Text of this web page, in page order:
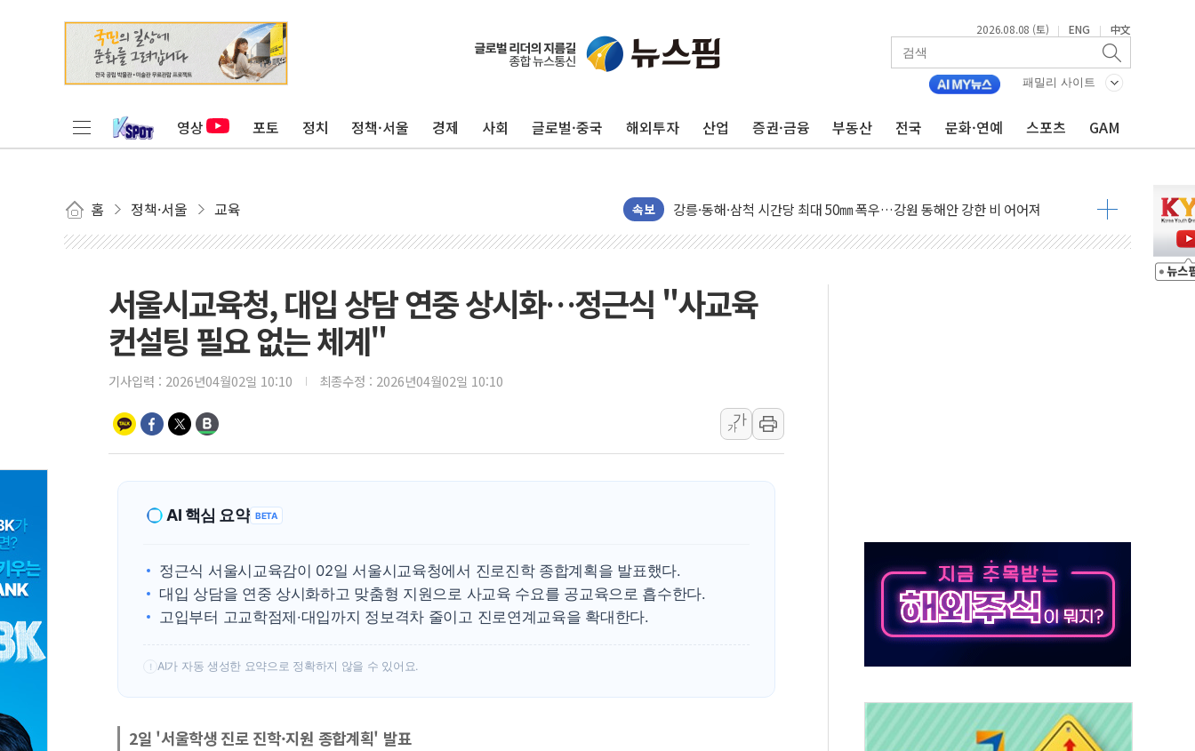
2026.08.08 (토) | ENG | 中文
패밀리 사이트
영상 포토 정치 정책·서울 경제 사회 글로벌·중국 해외투자 산업 증권·금융 부동산 전국 문화·연예 스포츠 GAM
홈 정책·서울 교육 속보
이번주 국내 주요 금융일정(8.10~8.14)
美, 이란전 출구전략 만지작…공습 한계·탄약 부족 현실화
폐기물 수거하다 참변…60대 환경미화원 수거차에 치여 사망
서울 중랑구 주택가서 흉기 난동…60대 남성 2명 숨져
여수 오동도 인근 해상서 모터보트 전복…1명 사망·1명 실종
추미애, '위안부' 피해자 기림의 날 참석..."국제적 시민 연대로 목소리 내야"
李대통령, ISA 개편 재검토 지시…與 "적극 환영"·野 "졸속 국정"
동해중부 전 해상 풍랑주의보…10일까지 최대 3.5m 높은 물결
동해시, 11~14일 '별똥별 멍' 운영…페르세우스 유성우 관측
강원 중·남부 동해안 시간당 50mm 이상 폭우…호우경보 발효
청양 밭에서 일하던 90대 숨져…온열질환 여부 조사
폭염에 車 운전면허 기능시험 오전 집중 편성…체감온도 38도 넘으면 중단
서울시교육청, 대입 상담 연중 상시화…정근식 "사교육
컨설팅 필요 없는 체계"
기사입력 : 2026년04월02일 10:10 최종수정 : 2026년04월02일 10:10
가
가
AI 핵심 요약 BETA
정근식 서울시교육감이 02일 서울시교육청에서 진로진학 종합계획을 발표했다.
대입 상담을 연중 상시화하고 맞춤형 지원으로 사교육 수요를 공교육으로 흡수한다.
고입부터 고교학점제·대입까지 정보격차 줄이고 진로연계교육을 확대한다.
! AI가 자동 생성한 요약으로 정확하지 않을 수 있어요.
2일 '서울학생 진로 진학·지원 종합계획' 발표